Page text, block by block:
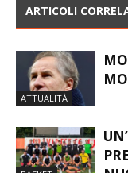
ATTUALITÀ
BASKET